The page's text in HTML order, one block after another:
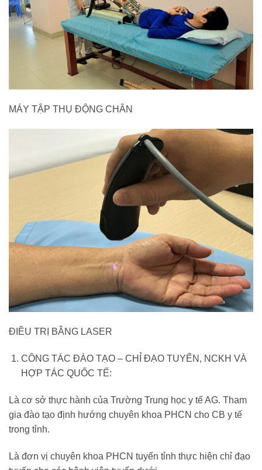
MÁY TẬP THỤ ĐỘNG CHÂN
ĐIỀU TRỊ BẰNG LASER
CÔNG TÁC ĐÀO TẠO – CHỈ ĐẠO TUYẾN, NCKH VÀ
HỢP TÁC QUỐC TẾ:
Là cơ sở thực hành của Trường Trung học y tế AG. Tham
gia đào tạo định hướng chuyên khoa PHCN cho CB y tế
trong tỉnh.
Là đơn vị chuyên khoa PHCN tuyến tỉnh thực hiện chỉ đạo